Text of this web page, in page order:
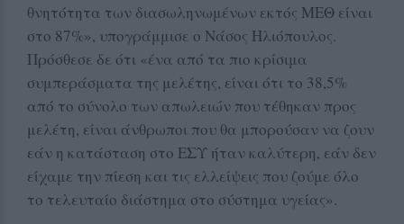
θνητότητα των διασωληνωμένων εκτός ΜΕΘ είναι
στο 87%», υπογράμμισε ο Νάσος Ηλιόπουλος.
Πρόσθεσε δε ότι «ένα από τα πιο κρίσιμα
συμπεράσματα της μελέτης, είναι ότι το 38,5%
από το σύνολο των απωλειών που τέθηκαν προς
μελέτη, είναι άνθρωποι που θα μπορούσαν να ζουν
εάν η κατάσταση στο ΕΣΥ ήταν καλύτερη, εάν δεν
είχαμε την πίεση και τις ελλείψεις που ζούμε όλο
το τελευταίο διάστημα στο σύστημα υγείας».